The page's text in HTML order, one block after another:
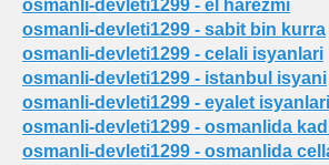
osmanli-devleti1299 - el harezmi
osmanli-devleti1299 - sabit bin kurra
osmanli-devleti1299 - celali isyanlari
osmanli-devleti1299 - istanbul isyani
osmanli-devleti1299 - eyalet isyanlari
osmanli-devleti1299 - osmanlida
osmanli-devleti1299 - osmanlida